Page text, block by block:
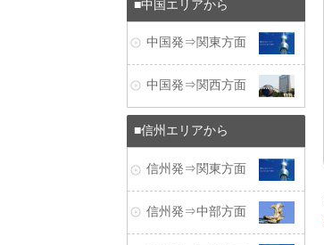
中国エリアから
中国発⇒関東方面
中国発⇒関西方面
信州エリアから
信州発⇒関東方面
信州発⇒中部方面